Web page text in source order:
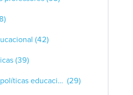
(42)
(39)
Estratégias e políticas educacionais (29)